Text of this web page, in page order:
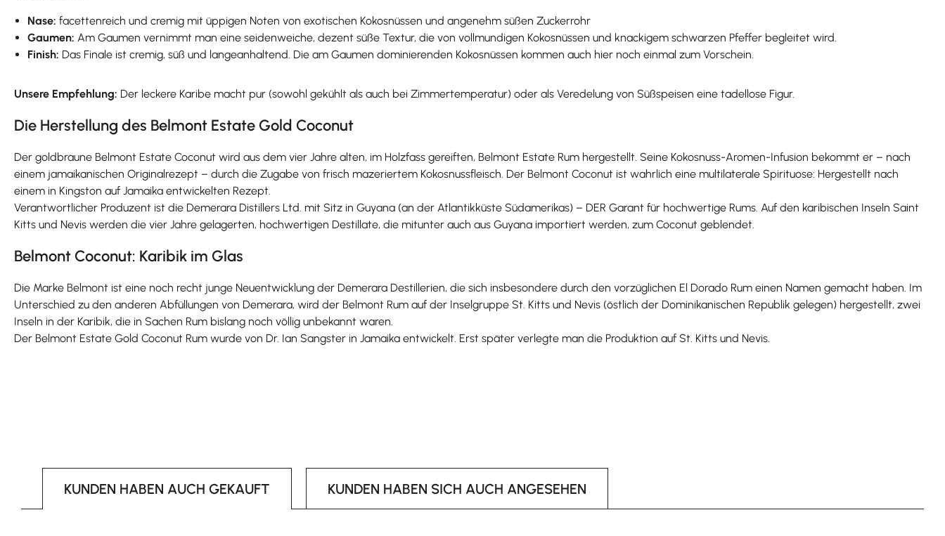
Nase: facettenreich und cremig mit üppigen Noten von exotischen Kokosnüssen und angenehm süßen Zuckerrohr
Gaumen: Am Gaumen vernimmt man eine seidenweiche, dezent süße Textur, die von vollmundigen Kokosnüssen und knackigem schwarzen Pfeffer begleitet wird.
Finish: Das Finale ist cremig, süß und langeanhaltend. Die am Gaumen dominierenden Kokosnüssen kommen auch hier noch einmal zum Vorschein.
Unsere Empfehlung: Der leckere Karibe macht pur (sowohl gekühlt als auch bei Zimmertemperatur) oder als Veredelung von Süßspeisen eine tadellose Figur.
Die Herstellung des Belmont Estate Gold Coconut
Der goldbraune Belmont Estate Coconut wird aus dem vier Jahre alten, im Holzfass gereiften, Belmont Estate Rum hergestellt. Seine Kokosnuss-Aromen-Infusion bekommt er – nach
einem jamaikanischen Originalrezept – durch die Zugabe von frisch mazeriertem Kokosnussfleisch. Der Belmont Coconut ist wahrlich eine multilaterale Spirituose: Hergestellt nach
einem in Kingston auf Jamaika entwickelten Rezept.
Verantwortlicher Produzent ist die Demerara Distillers Ltd. mit Sitz in Guyana (an der Atlantikküste Südamerikas) – DER Garant für hochwertige Rums. Auf den karibischen Inseln Saint
Kitts und Nevis werden die vier Jahre gelagerten, hochwertigen Destillate, die mitunter auch aus Guyana importiert werden, zum Coconut geblendet.
Belmont Coconut: Karibik im Glas
Die Marke Belmont ist eine noch recht junge Neuentwicklung der Demerara Destillerien, die sich insbesondere durch den vorzüglichen El Dorado Rum einen Namen gemacht haben. Im
Unterschied zu den anderen Abfüllungen von Demerara, wird der Belmont Rum auf der Inselgruppe St. Kitts und Nevis (östlich der Dominikanischen Republik gelegen) hergestellt, zwei
Inseln in der Karibik, die in Sachen Rum bislang noch völlig unbekannt waren.
Der Belmont Estate Gold Coconut Rum wurde von Dr. Ian Sangster in Jamaika entwickelt. Erst später verlegte man die Produktion auf St. Kitts und Nevis.
KUNDEN HABEN AUCH GEKAUFT KUNDEN HABEN SICH AUCH ANGESEHEN